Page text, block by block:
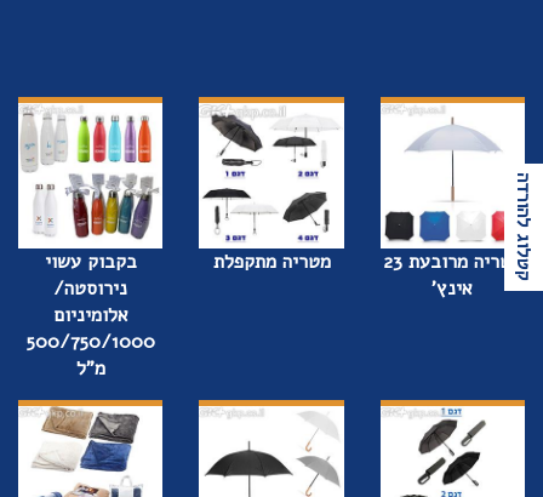
קטלוג להורדה
מטריה מרובעת 23
אינץ'
מטריה מתקפלת
בקבוק עשוי
נירוסטה/
אלומיניום
500/750/1000
מ"ל